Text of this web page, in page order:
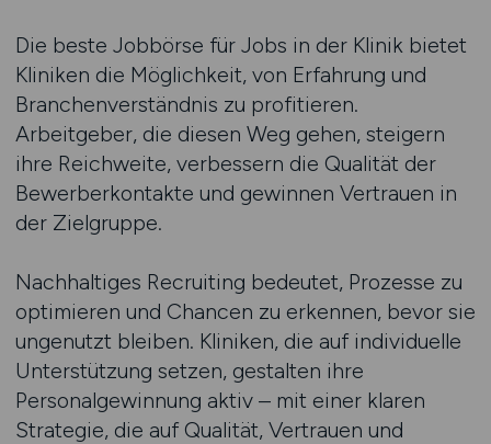
Die beste Jobbörse für Jobs in der Klinik bietet
Kliniken die Möglichkeit, von Erfahrung und
Branchenverständnis zu profitieren.
Arbeitgeber, die diesen Weg gehen, steigern
ihre Reichweite, verbessern die Qualität der
Bewerberkontakte und gewinnen Vertrauen in
der Zielgruppe.
Nachhaltiges Recruiting bedeutet, Prozesse zu
optimieren und Chancen zu erkennen, bevor sie
ungenutzt bleiben. Kliniken, die auf individuelle
Unterstützung setzen, gestalten ihre
Personalgewinnung aktiv – mit einer klaren
Strategie, die auf Qualität, Vertrauen und